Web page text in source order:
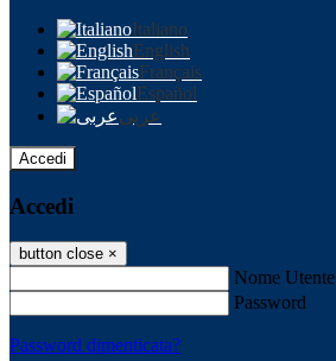
Italiano
English
Français
Español
عربى
Accedi
Accedi
button close ×
Nome Utente
Password
Password dimenticata?